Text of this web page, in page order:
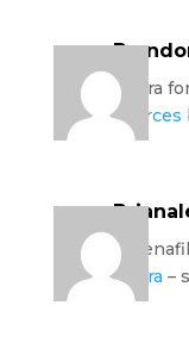
viagra
Sources
viagra –